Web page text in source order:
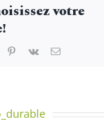
–
votre
Pinterest
Vk Email